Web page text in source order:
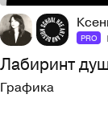
PRO
Графика